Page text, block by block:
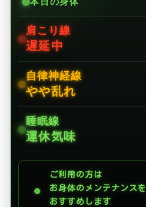
肩こり線
遅延中
自律神経線
やや乱れ
睡眠線
運休気味
●
ご利用の方は
お身体のメンテナンスを
おすすめします